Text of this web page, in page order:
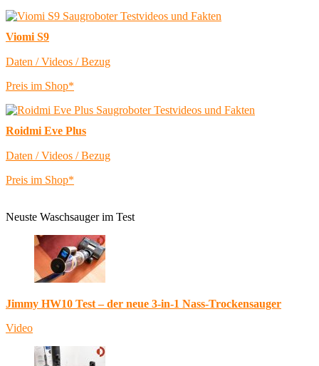
Viomi S9
Daten / Videos / Bezug
Preis im Shop*
Roidmi Eve Plus
Daten / Videos / Bezug
Preis im Shop*
Neuste Waschsauger im Test
Jimmy HW10 Test – der neue 3-in-1 Nass-Trockensauger
Video